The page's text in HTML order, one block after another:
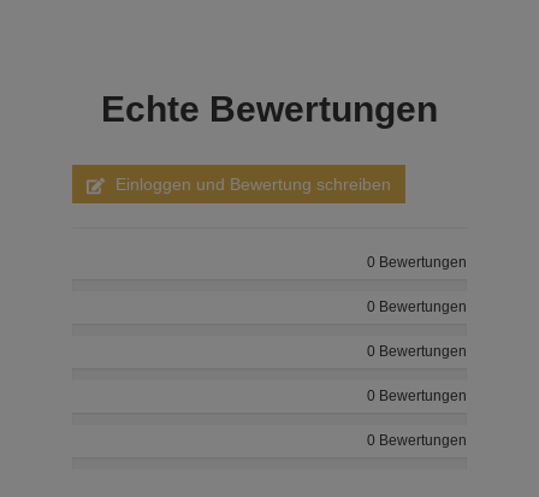
Echte Bewertungen
Einloggen und Bewertung schreiben
0 Bewertungen
0 Bewertungen
0 Bewertungen
0 Bewertungen
0 Bewertungen